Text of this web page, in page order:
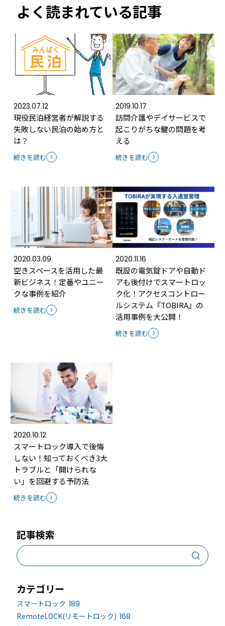
よく読まれている記事
2023.07.12
現役民泊経営者が解説する
失敗しない民泊の始め方と
は？
続きを読む
2019.10.17
訪問介護やデイサービスで
起こりがちな鍵の問題を考
える
続きを読む
2020.03.09
空きスペースを活用した最
新ビジネス！定番やユニー
クな事例を紹介
続きを読む
2020.11.16
既設の電気錠ドアや自動ド
アも後付けでスマートロッ
ク化！アクセスコントロー
ルシステム『TOBIRA』の
活用事例を大公開！
続きを読む
2020.10.12
スマートロック導入で後悔
しない！知っておくべき3大
トラブルと「開けられな
い」を回避する予防法
続きを読む
記事検索
カテゴリー
スマートロック 189
RemoteLOCK(リモートロック) 168
3分でわかる！RemoteLOCK機種の選び方動画
はじめての方におすすめの記事
スマートロックと結露・錆（サビ）の問題
を徹底解説！防水・防錆について知ってお
きたいこと
続きを読む
【まとめ】スマートロック解説 今年度こ
そ、ビジネスにスマートロック！
スマートロックとは？カギのIoT化、仕組み
続きを読む
宿泊施設
RemoteLOCKを導入するメリット
宿泊施設での運用におすすめの記事３選
無人・省人運営の宿泊施設におすすめのPMS 4選
ホテルや宿泊施設に導入するスマートロックの選び方
とポイントを解説
Apple ウォレットを使った宿泊施設のキーレス化と
は？
機能